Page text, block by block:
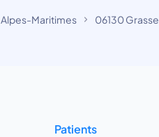
Alpes-Maritimes 06130 Grasse
Patients